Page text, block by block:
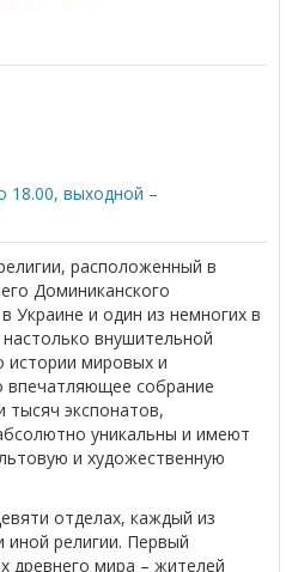
18.00, выходной –
расположенный в
Доминиканского
Украине и один из немногих в
внушительной
истории мировых и
впечатляющее собрание
тысяч экспонатов,
уникальны и имеют
и художественную
отделах, каждый из
религии. Первый
древнего мира – жителей